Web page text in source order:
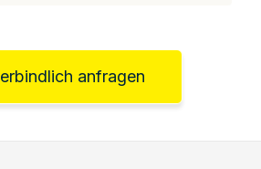
anfragen